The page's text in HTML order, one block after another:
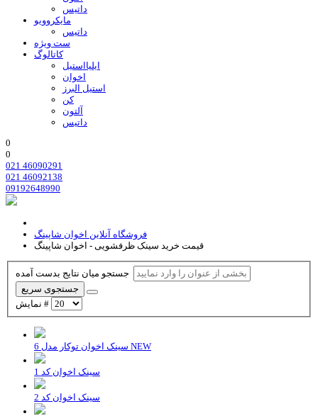
داتیس
مایکروویو
داتیس
ست ویژه
کاتالوگ
ایلیااستیل
اخوان
استیل البرز
کن
آلتون
داتیس
0
0
021 46090291
021 46092138
09192648990
فروشگاه آنلاین اخوان شاپینگ
قیمت خرید سینک ظرفشویی - اخوان شاپینگ
جستجوی سریع
نمایش #
سینک اخوان توکار مدل 6 NEW
سینک اخوان کد 1
سینک اخوان کد 2